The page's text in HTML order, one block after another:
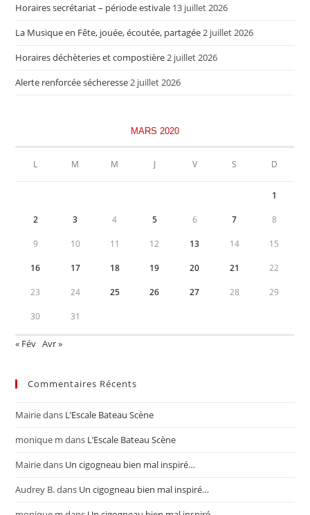
Horaires secrétariat – période estivale 13 juillet 2026
La Musique en Fête, jouée, écoutée, partagée2 juillet 2026
Horaires déchèteries et compostière2 juillet 2026
Alerte renforcée sécheresse2 juillet 2026
MARS 2020
L M M J V S D
1
2 3 4 5 6 7 8
9 10 11 12 13 14 15
16 17 18 19 20 21 22
23 24 25 26 27 28 29
30 31
« Fév Avr »
Commentaires Récents
Mairiedans L’Escale Bateau Scène
monique m dans L’Escale Bateau Scène
Mairiedans Un cigogneau bien mal inspiré…
Audrey B.dans Un cigogneau bien mal inspiré…